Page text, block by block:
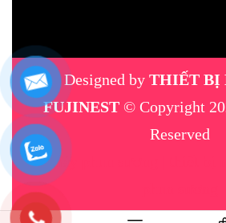
Designed by THIẾT BỊ
FUJINEST © Copyright
Reserved
máy phun sương